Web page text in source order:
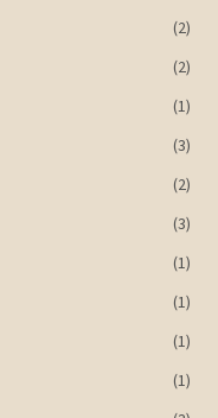
(2)
(2)
(1)
(3)
(2)
(3)
(1)
(1)
(1)
(1)